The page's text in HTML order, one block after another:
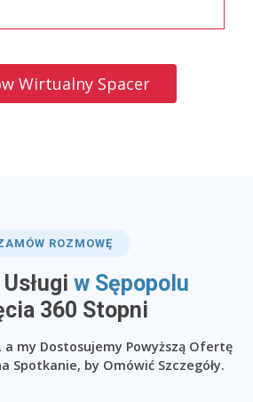
Wirtualny Spacer
ROZMOWĘ
w Sępopolu
360 Stopni
a my Dostosujemy Powyższą Ofertę
Spotkanie, by Omówić Szczegóły.